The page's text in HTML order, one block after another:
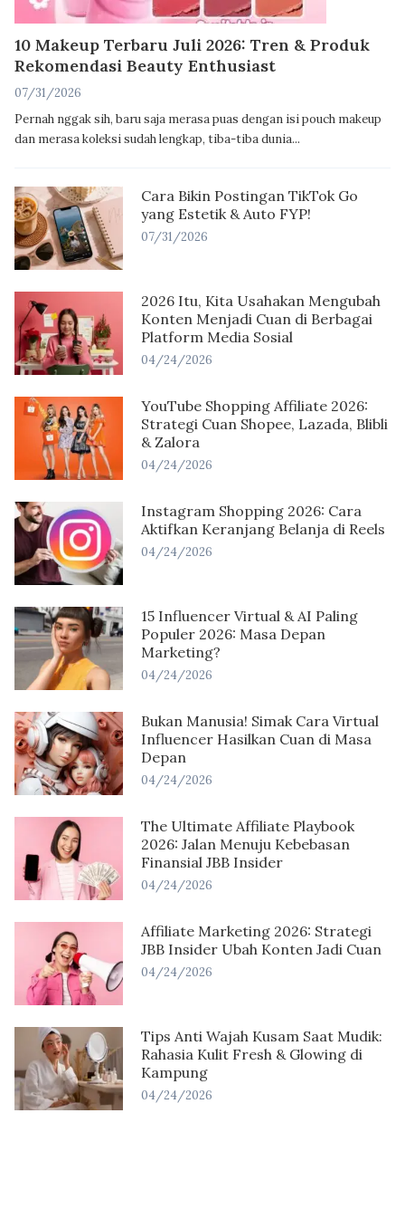
10 Makeup Terbaru Juli 2026: Tren & Produk
Rekomendasi Beauty Enthusiast
07/31/2026
Pernah nggak sih, baru saja merasa puas dengan isi pouch makeup
dan merasa koleksi sudah lengkap, tiba-tiba dunia...
Cara Bikin Postingan TikTok Go
yang Estetik & Auto FYP!
07/31/2026
2026 Itu, Kita Usahakan Mengubah
Konten Menjadi Cuan di Berbagai
Platform Media Sosial
04/24/2026
YouTube Shopping Affiliate 2026:
Strategi Cuan Shopee, Lazada, Blibli
& Zalora
04/24/2026
Instagram Shopping 2026: Cara
Aktifkan Keranjang Belanja di Reels
04/24/2026
15 Influencer Virtual & AI Paling
Populer 2026: Masa Depan
Marketing?
04/24/2026
Bukan Manusia! Simak Cara Virtual
Influencer Hasilkan Cuan di Masa
Depan
04/24/2026
The Ultimate Affiliate Playbook
2026: Jalan Menuju Kebebasan
Finansial JBB Insider
04/24/2026
Affiliate Marketing 2026: Strategi
JBB Insider Ubah Konten Jadi Cuan
04/24/2026
Tips Anti Wajah Kusam Saat Mudik:
Rahasia Kulit Fresh & Glowing di
Kampung
04/24/2026